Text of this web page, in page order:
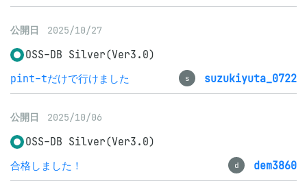
公開日 2025/10/27
OSS-DB Silver(Ver3.0)
pint-tだけで行けました
s suzukiyuta_0722
公開日 2025/10/06
OSS-DB Silver(Ver3.0)
合格しました！
d dem3860